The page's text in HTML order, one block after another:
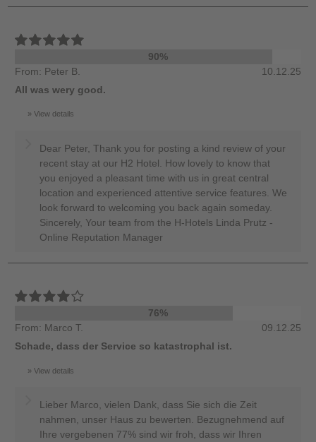
90%
From: Peter B.
10.12.25
All was wery good.
View details
Dear Peter, Thank you for posting a kind review of your
recent stay at our H2 Hotel. How lovely to know that
you enjoyed a pleasant time with us in great central
location and experienced attentive service features. We
look forward to welcoming you back again someday.
Sincerely, Your team from the H-Hotels Linda Prutz -
Online Reputation Manager
76%
From: Marco T.
09.12.25
Schade, dass der Service so katastrophal ist.
View details
Lieber Marco, vielen Dank, dass Sie sich die Zeit
nahmen, unser Haus zu bewerten. Bezugnehmend auf
Ihre vergebenen 77% sind wir froh, dass wir Ihren